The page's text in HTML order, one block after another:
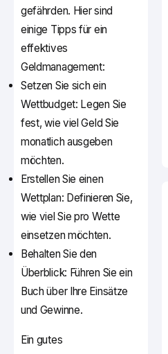
gefährden. Hier sind
einige Tipps für ein
effektives
Geldmanagement:
Setzen Sie sich ein
Wettbudget: Legen Sie
fest, wie viel Geld Sie
monatlich ausgeben
möchten.
Erstellen Sie einen
Wettplan: Definieren Sie,
wie viel Sie pro Wette
einsetzen möchten.
Behalten Sie den
Überblick: Führen Sie ein
Buch über Ihre Einsätze
und Gewinne.
Ein gutes